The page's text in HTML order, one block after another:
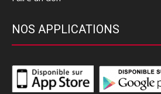
NOS APPLICATIONS